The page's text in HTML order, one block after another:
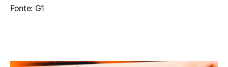
Fonte: G1